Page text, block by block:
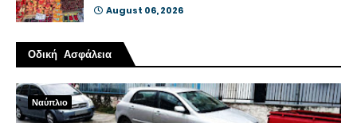
August 06, 2026
Οδική Ασφάλεια
Ναύπλιο